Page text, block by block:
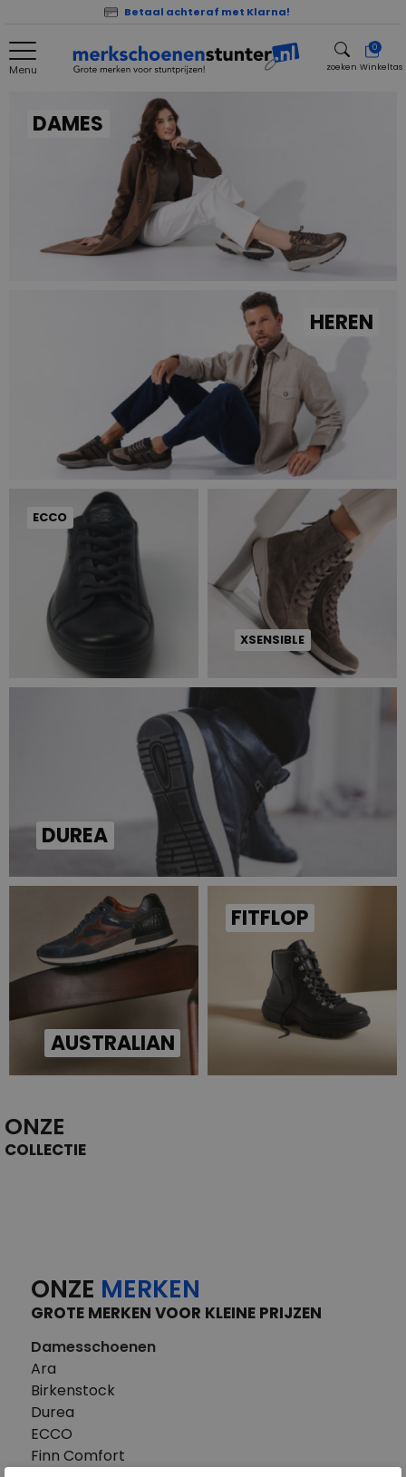
Betaal achteraf met Klarna!
Menu zoeken
0
Winkeltas
DAMES
HEREN
ECCO
XSENSIBLE
DUREA
AUSTRALIAN
FITFLOP
ONZE
COLLECTIE
ONZE MERKEN
GROTE MERKEN VOOR KLEINE PRIJZEN
Damesschoenen
Ara
Birkenstock
Durea
ECCO
Finn Comfort